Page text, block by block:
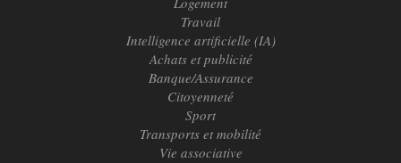
Travail
Intelligence artificielle (IA)
Achats et publicité
Banque/Assurance
Citoyenneté
Sport
Transports et mobilité
Vie associative